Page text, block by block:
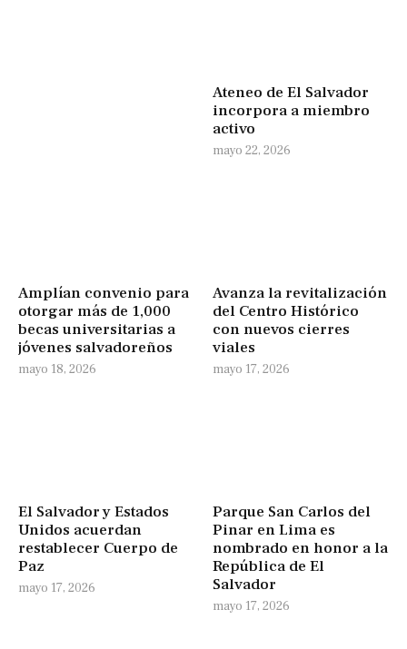
Ateneo de El Salvador
incorpora a miembro
activo
mayo 22, 2026
Amplían convenio para
otorgar más de 1,000
becas universitarias a
jóvenes salvadoreños
mayo 18, 2026
Avanza la revitalización
del Centro Histórico
con nuevos cierres
viales
mayo 17, 2026
El Salvador y Estados
Unidos acuerdan
restablecer Cuerpo de
Paz
mayo 17, 2026
Parque San Carlos del
Pinar en Lima es
nombrado en honor a la
República de El
Salvador
mayo 17, 2026